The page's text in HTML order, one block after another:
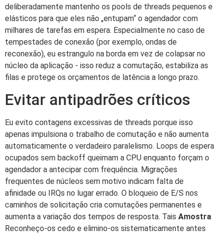
deliberadamente mantenho os pools de threads pequenos e
elásticos para que eles não „entupam“ o agendador com
milhares de tarefas em espera. Especialmente no caso de
tempestades de conexão (por exemplo, ondas de
reconexão), eu estrangulo na borda em vez de colapsar no
núcleo da aplicação - isso reduz a comutação, estabiliza as
filas e protege os orçamentos de latência a longo prazo.
Evitar antipadrões críticos
Eu evito contagens excessivas de threads porque isso
apenas impulsiona o trabalho de comutação e não aumenta
automaticamente o verdadeiro paralelismo. Loops de espera
ocupados sem backoff queimam a CPU enquanto forçam o
agendador a antecipar com frequência. Migrações
frequentes de núcleos sem motivo indicam falta de
afinidade ou IRQs no lugar errado. O bloqueio de E/S nos
caminhos de solicitação cria comutações permanentes e
aumenta a variação dos tempos de resposta. Tais Amostra
Reconheço-os cedo e elimino-os sistematicamente antes